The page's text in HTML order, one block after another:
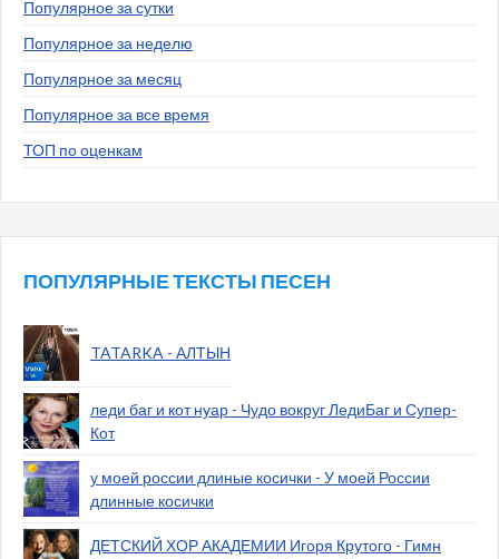
Популярное за сутки
Популярное за неделю
Популярное за месяц
Популярное за все время
ТОП по оценкам
ПОПУЛЯРНЫЕ ТЕКСТЫ ПЕСЕН
TATARKA - АЛТЫН
леди баг и кот нуар - Чудо вокруг ЛедиБаг и Супер-
Кот
у моей россии длиные косички - У моей России
длинные косички
ДЕТСКИЙ ХОР АКАДЕМИИ Игоря Крутого - Гимн